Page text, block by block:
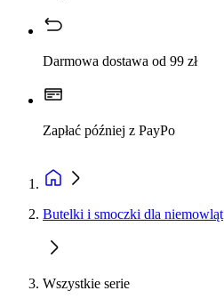
Darmowa dostawa od 99 zł
Zapłać później z PayPo
Butelki i smoczki dla niemowląt
Wszystkie serie